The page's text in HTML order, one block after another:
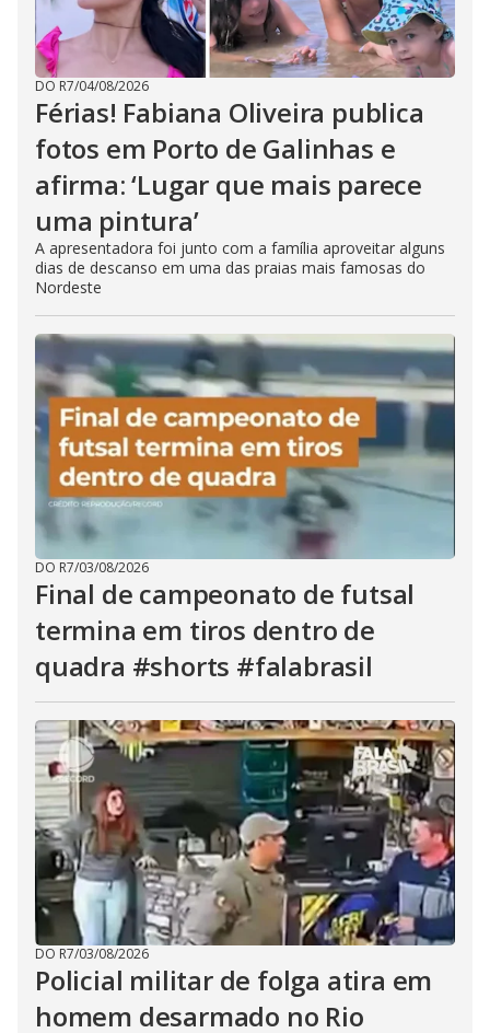
DO R7/04/08/2026
Férias! Fabiana Oliveira publica
fotos em Porto de Galinhas e
afirma: ‘Lugar que mais parece
uma pintura’
A apresentadora foi junto com a família aproveitar alguns
dias de descanso em uma das praias mais famosas do
Nordeste
DO R7/03/08/2026
Final de campeonato de futsal
termina em tiros dentro de
quadra #shorts #falabrasil
DO R7/03/08/2026
Policial militar de folga atira em
homem desarmado no Rio